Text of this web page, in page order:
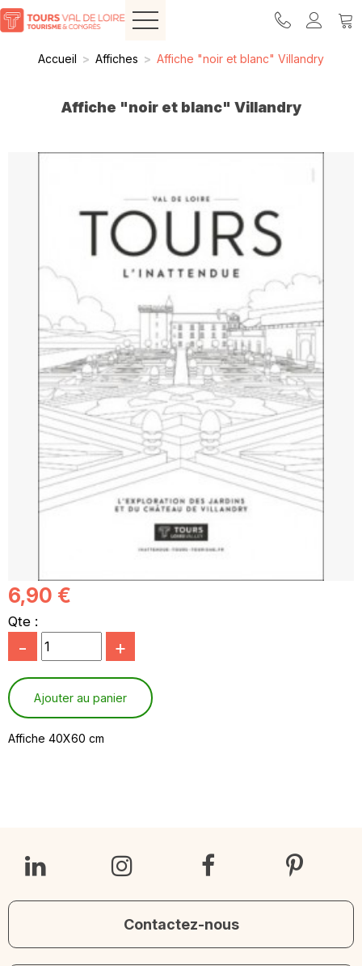
Accueil > Affiches > Affiche "noir et blanc" Villandry
Affiche "noir et blanc" Villandry
6,90 €
Qte :
- +
Affiche 40X60 cm
Contactez-nous